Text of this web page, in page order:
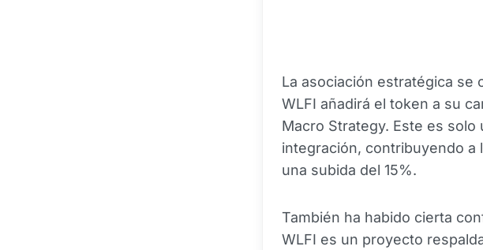
La asociación estratégica se
WLFI añadirá el token a su
Macro Strategy. Este es
integración, contribuyendo a
una subida del 15%.
También ha habido cierta
WLFI es un proyecto